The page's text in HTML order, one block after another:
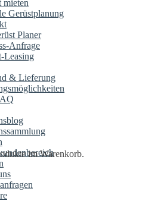
mieten
Gerüstplanung
Planer
Anfrage
Leasing
& Lieferung
im Warenkorb.